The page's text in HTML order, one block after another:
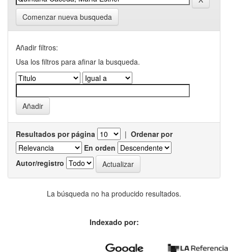
Comenzar nueva busqueda
Añadir filtros:
Usa los filtros para afinar la busqueda.
Resultados por página | Ordenar por
En orden
Autor/registro
La búsqueda no ha producido resultados.
Indexado por: